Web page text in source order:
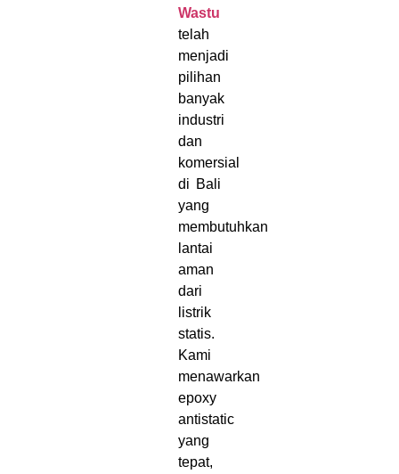
Wastu
telah
menjadi
pilihan
banyak
industri
dan
komersial
di Bali
yang
membutuhkan
lantai
aman
dari
listrik
statis.
Kami
menawarkan
epoxy
antistatic
yang
tepat,